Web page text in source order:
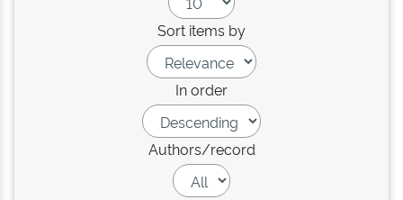
Sort items by
In order
Authors/record